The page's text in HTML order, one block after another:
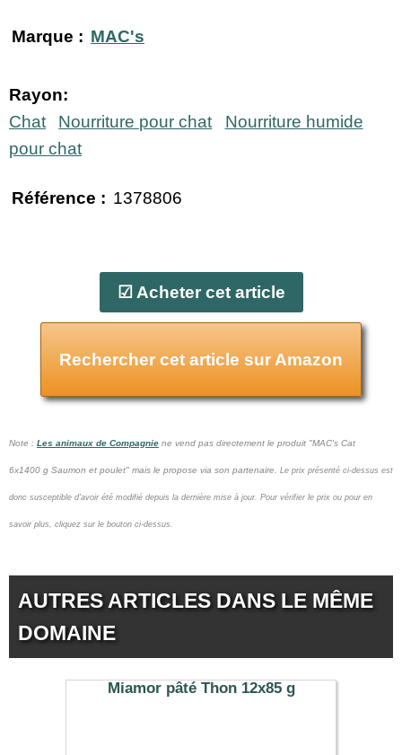
Marque : MAC's
Rayon:
Chat
Nourriture pour chat
Nourriture humide
pour chat
Référence : 1378806
☑ Acheter cet article
Rechercher cet article sur Amazon
Note : Les animaux de Compagnie ne vend pas directement le produit "MAC's Cat
6x1400 g Saumon et poulet" mais le propose via son partenaire. Le prix présenté ci-dessus est
donc susceptible d'avoir été modifié depuis la dernière mise à jour. Pour vérifier le prix ou pour en
savoir plus, cliquez sur le bouton ci-dessus.
AUTRES ARTICLES DANS LE MÊME
DOMAINE
Miamor pâté Thon 12x85 g